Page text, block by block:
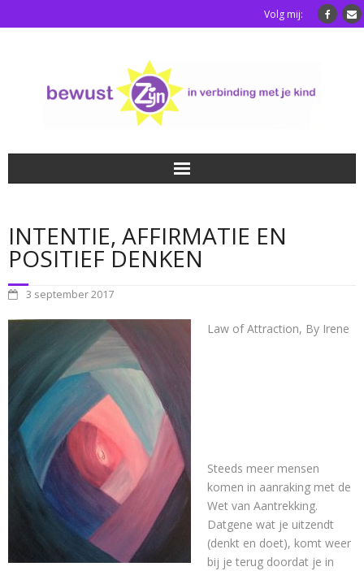
Volg mij:
Luisterkindafstemming
Over mij
Contact
INTENTIE, AFFIRMATIE EN
POSITIEF DENKEN
3 september 2017
Law of Attraction, By Irene
Steeds meer mensen
komen in aanraking met de
Wet van Aantrekking.
Datgene wat je uitzendt
(denkt en doet), komt weer
bij je terug doordat je in